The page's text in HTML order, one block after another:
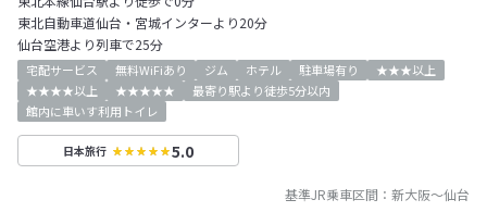
東北自動車道仙台・宮城インターより20分
仙台空港より列車で25分
宅配サービス 無料WiFiあり ジム ホテル 駐車場有り
★★★以上
★★★★以上
★★★★★
最寄り駅より徒歩5分以内
館内に車いす利用トイレ
日本旅行 5.0
基準JR乗車区間： 新大阪～仙台